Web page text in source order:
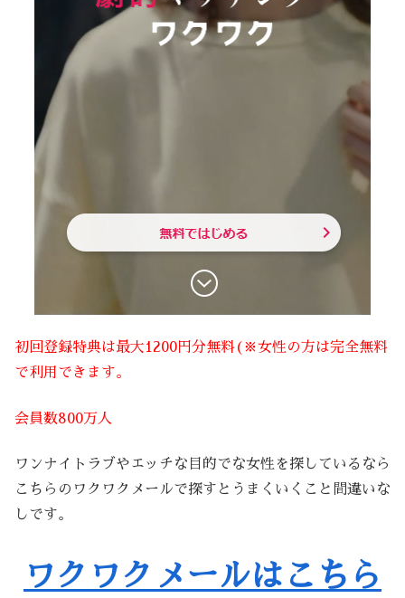
初回登録特典は最大1200円分無料(※女性の方は完全無料
で利用できます。
会員数800万人
ワンナイトラブやエッチな目的でな女性を探しているなら
こちらのワクワクメールで探すとうまくいくこと間違いな
しです。
ワクワクメールはこちら